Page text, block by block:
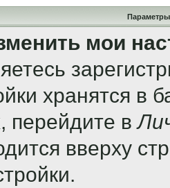
Параметры
мои
хранятся в
перейдите в
вверху